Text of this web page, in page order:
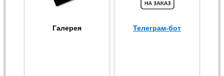
Галерея Телеграм-бот